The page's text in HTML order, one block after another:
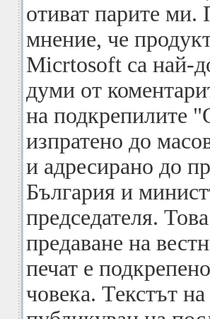
отиват парите ми.
мнение, че
Micrtosoft са най-
думи от
на подкрепилите
изпратено до
и адресирано до
България и
председателя.
предаване на
печат е
човека. Текстът